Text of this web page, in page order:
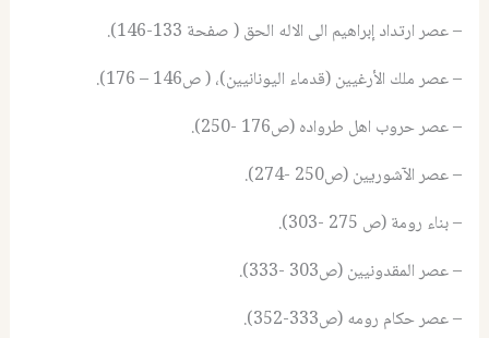
– عصر ارتداد إبراهيم الى الاله الحق ( صفحة 133-146).
– عصر ملك الأرغيين (قدماء اليونانيين)، ( ص146 – 176).
– عصر حروب اهل طرواده (ص176 -250).
– عصر الآشوريين (ص250 -274).
– بناء رومة (ص 275 -303).
– عصر المقدونيين (ص303 -333).
– عصر حكام رومه (ص333-352).